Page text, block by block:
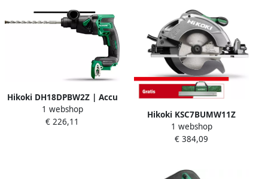
Hikoki DH18DPBW2Z | Accu
boorhamer | SDS+ | 18V |
1.3 J | Zonder lader en
1 webshop
€ 226,11
Hikoki KSC7BUMW11Z
Cirkelzaag | 66 mm | 1.300
W | 190 mm | in HSC IV
1 webshop
€ 384,09